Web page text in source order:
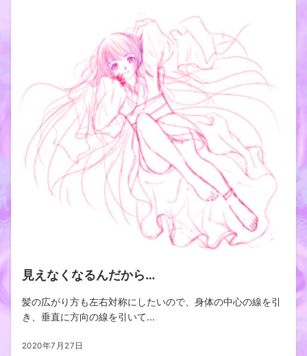
見えなくなるんだから…
髪の広がり方も左右対称にしたいので、身体の中心の線を引
き、垂直に方向の線を引いて...
2020年7月27日